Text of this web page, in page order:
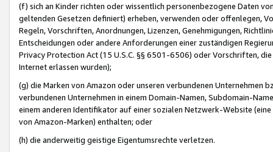
(f) sich an Kinder richten oder wissentlich personenbezogene Daten
geltenden Gesetzen definiert) erheben, verwenden oder offenlegen,
Regeln, Vorschriften, Anordnungen, Lizenzen, Genehmigungen,
Entscheidungen oder andere Anforderungen einer zuständigen
Privacy Protection Act (15 U.S.C. §§ 6501-6506) oder Vorschriften,
Internet erlassen wurden);
(g) die Marken von Amazon oder unseren verbundenen Unternehmen
verbundenen Unternehmen in einem Domain-Namen, Subdomain-
einem anderen Identifikator auf einer sozialen Netzwerk-Website
von Amazon-Marken) enthalten; oder
(h) die anderweitig geistige Eigentumsrechte verletzen.